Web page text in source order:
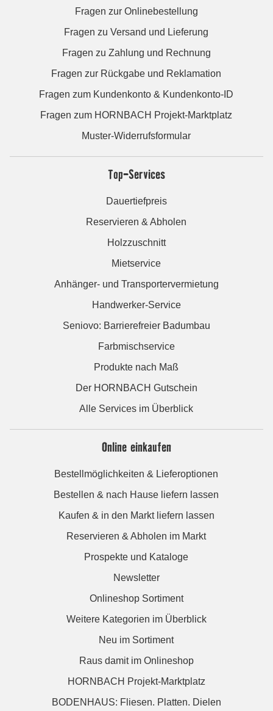
Fragen zur Onlinebestellung
Fragen zu Versand und Lieferung
Fragen zu Zahlung und Rechnung
Fragen zur Rückgabe und Reklamation
Fragen zum Kundenkonto & Kundenkonto-ID
Fragen zum HORNBACH Projekt-Marktplatz
Muster-Widerrufsformular
Top-Services
Dauertiefpreis
Reservieren & Abholen
Holzzuschnitt
Mietservice
Anhänger- und Transportervermietung
Handwerker-Service
Seniovo: Barrierefreier Badumbau
Farbmischservice
Produkte nach Maß
Der HORNBACH Gutschein
Alle Services im Überblick
Online einkaufen
Bestellmöglichkeiten & Lieferoptionen
Bestellen & nach Hause liefern lassen
Kaufen & in den Markt liefern lassen
Reservieren & Abholen im Markt
Prospekte und Kataloge
Newsletter
Onlineshop Sortiment
Weitere Kategorien im Überblick
Neu im Sortiment
Raus damit im Onlineshop
HORNBACH Projekt-Marktplatz
BODENHAUS: Fliesen. Platten. Dielen